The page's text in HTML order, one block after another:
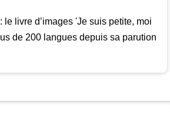
le livre d’images 'Je suis petite, moi
de 200 langues depuis sa parution